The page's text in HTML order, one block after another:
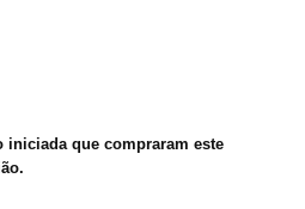
iniciada que compraram este